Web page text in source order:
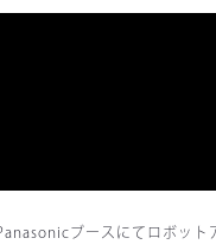
ブースにてロボット